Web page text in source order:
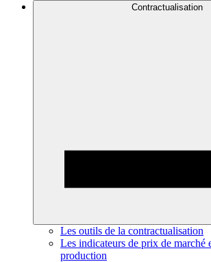
Contractualisation
Les outils de la contractualisation
Les indicateurs de prix de marché
production